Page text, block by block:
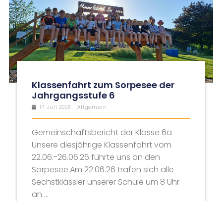
Klassenfahrt zum Sorpesee der
Jahrgangsstufe 6
17. Juli 2026 Allgemein
Gemeinschaftsbericht der Klasse 6a
Unsere diesjährige Klassenfahrt vom
22.06.-26.06.26 führte uns an den
Sorpesee.Am 22.06.26 trafen sich alle
Sechstklässler unserer Schule um 8 Uhr
an ...